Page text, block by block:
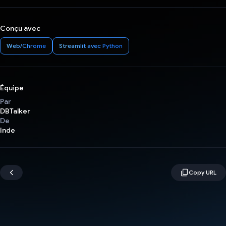
Conçu avec
Web/Chrome Streamlit avec Python
Équipe
Par
DBTalker
De
Inde